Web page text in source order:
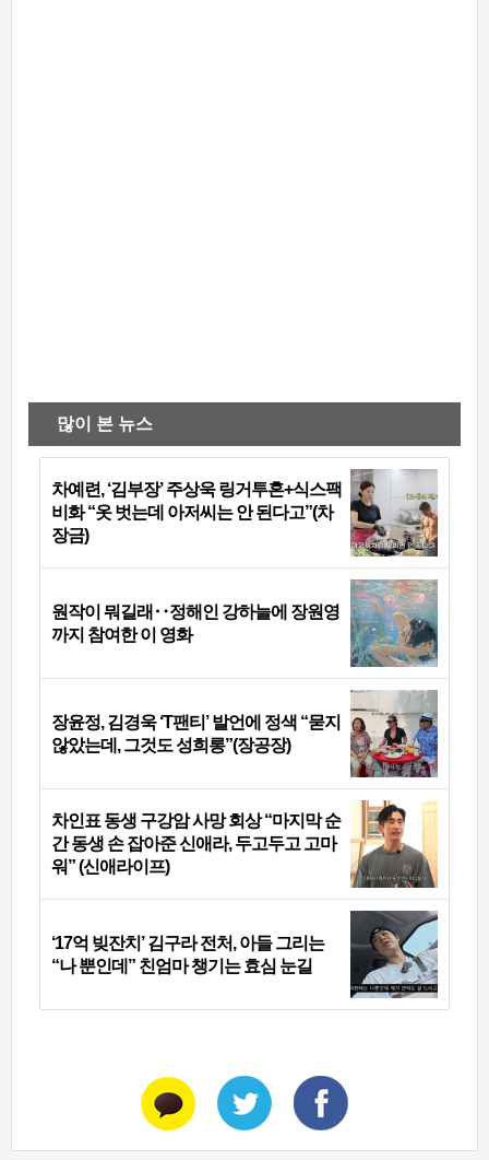
많이 본 뉴스
차예련, ‘김부장’ 주상욱 링거투혼+식스팩
비화 “옷 벗는데 아저씨는 안 된다고”(차
장금)
원작이 뭐길래‥정해인 강하늘에 장원영
까지 참여한 이 영화
장윤정, 김경욱 ‘T팬티’ 발언에 정색 “묻지
않았는데, 그것도 성희롱”(장공장)
차인표 동생 구강암 사망 회상 “마지막 순
간 동생 손 잡아준 신애라, 두고두고 고마
워” (신애라이프)
‘17억 빚잔치’ 김구라 전처, 아들 그리는
“나 뿐인데” 친엄마 챙기는 효심 눈길